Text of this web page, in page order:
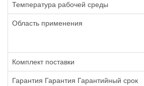
Температура рабочей среды
Область применения
Комплект поставки
Гарантия Гарантия Гарантийный срок